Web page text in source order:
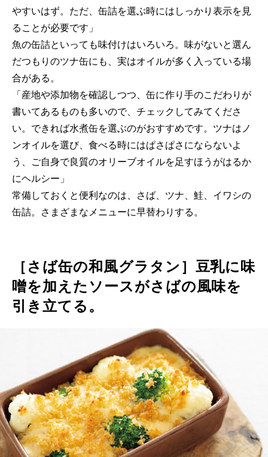
やすいはず。ただ、缶詰を選ぶ時にはしっかり表示を見
ることが必要です」
魚の缶詰といっても味付けはいろいろ。味がないと選ん
だつもりのツナ缶にも、実はオイルが多く入っている場
合がある。
「産地や添加物を確認しつつ、缶に作り手のこだわりが
書いてあるものも多いので、チェックしてみてくださ
い。できれば水煮缶を選ぶのがおすすめです。ツナはノ
ンオイルを選び、食べる時にはぱさぱさにならないよ
う、ご自身で良質のオリーブオイルを足すほうがはるか
にヘルシー」
常備しておくと便利なのは、さば、ツナ、鮭、イワシの
缶詰。さまざまなメニューに早替わりする。
［さば缶の和風グラタン］豆乳に味
噌を加えたソースがさばの風味を
引き立てる。